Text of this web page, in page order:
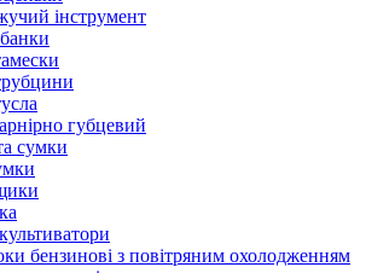
інструмент
губцевий
сумки
бензинові з повітряним охолодженням